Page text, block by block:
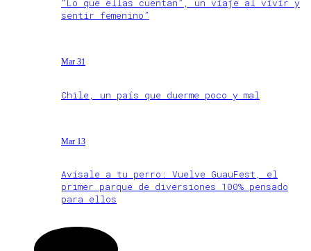
“Lo que ellas cuentan”, un viaje al vivir y
sentir femenino”
Mar 31
Chile, un país que duerme poco y mal
Mar 13
Avísale a tu perro: Vuelve GuauFest, el
primer parque de diversiones 100% pensado
para ellos